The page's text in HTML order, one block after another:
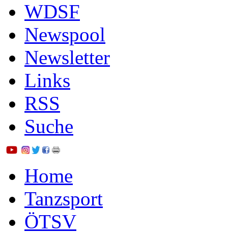
WDSF
Newspool
Newsletter
Links
RSS
Suche
Home
Tanzsport
ÖTSV